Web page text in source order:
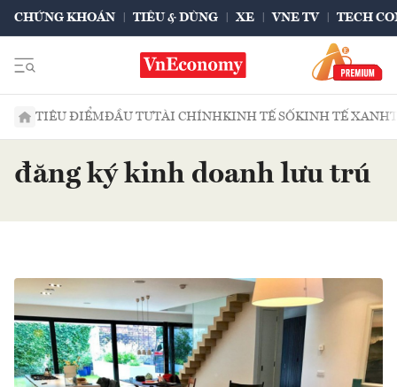
CHỨNG KHOÁN TIÊU & DÙNG XE VNE TV TECH
TIÊU ĐIỂMĐẦU TƯTÀI CHÍNHKINH TẾ SỐKINH TẾ XANH
đăng ký kinh doanh lưu trú